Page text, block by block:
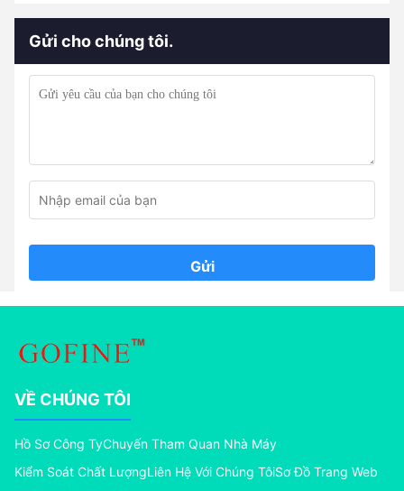
Gửi cho chúng tôi.
Gửi
VỀ CHÚNG TÔI
Hồ Sơ Công TyChuyến Tham Quan Nhà Máy
Kiểm Soát Chất LượngLiên Hệ Với Chúng TôiSơ Đồ Trang Web